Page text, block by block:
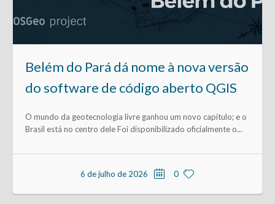
Belém do Pará dá nome à nova versão
do software de código aberto QGIS
O mundo da geotecnologia livre ganhou um novo capítulo; e o
Brasil está no centro dele Foi disponibilizado oficialmente o...
6 de julho de 2026 0